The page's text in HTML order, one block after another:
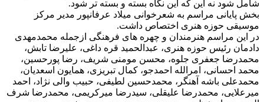
شامل شود نه این که این نگاه بسته و بسته تر شود.
بخش پایانی مراسم به شعرخوانی میلاد عرفانپور مدیر مرکز
موسیقی حوزه هنری اختصاص داشت.
در این مراسم هنرمندان و چهره های فرهنگی ازجمله محمدمهدی
دادمان رئیس حوزه هنری، عبدالحمید قره داغی، علیرضا تابش،
محمدرضا جعفری جلوه، محسن مومنی شریف، رضا پورحسین،
محمد احسانی، امرالله احمدجو، کمال تبریزی، همایون اسعدیان،
محمدعلی باشه آهنگر، محمدحسین لطیفی، حبیب والی نژاد، احمد
میرعلایی، محمدرضا علیقلی، سیدرضا میرکریمی، محمدرضا شرف